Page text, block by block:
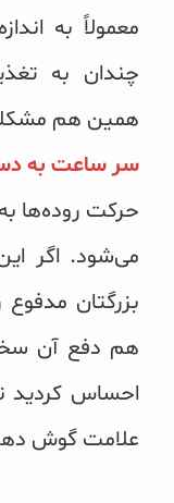
معمولاً به
چندان به
همین هم
سر ساعت به
حرکت روده‌ها
می‌شود. اگر
بزرگتان
هم دفع آن
احساس کردید
علامت گوش